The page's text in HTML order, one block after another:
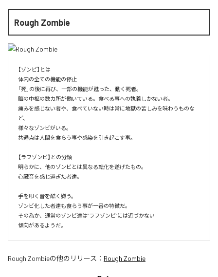
Rough Zombie
【ゾンビ】とは
体内の全ての機能の停止
「死」の後に再び、一部の機能が甦った、動く死者。
脳の中枢の数カ所が働いている。食べる事への執着しかない者。
痛みを感じない者や、食べていない時は常に地獄の苦しみを味わうものな
ど、
様々なゾンビがいる。
共通点は人間を食らう事や感染を引き起こす事。
【ラフゾンビ】との分類
明らかに、他のゾンビとは異なる転化を遂げたもの。
心臓音を感じ過ぎた者達。
手を叩く音を酷く嫌う。
ゾンビ化した者達も食らう事が一番の特徴だ。
その為か、通常のゾンビ達は”ラフゾンビ”には近づかない
傾向があるようだ。
Rough Zombieの他のリリース： Rough Zombie